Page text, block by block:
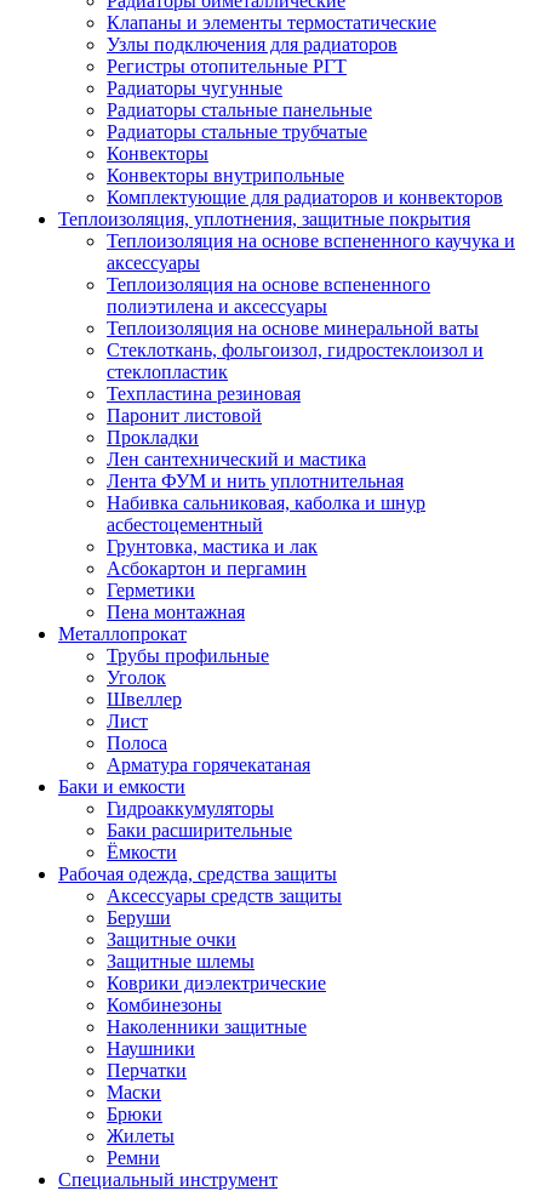
Клапаны и элементы термостатические
Узлы подключения для радиаторов
Регистры отопительные РГТ
Радиаторы чугунные
Радиаторы стальные панельные
Радиаторы стальные трубчатые
Конвекторы
Конвекторы внутрипольные
Комплектующие для радиаторов и конвекторов
Теплоизоляция, уплотнения, защитные покрытия
Теплоизоляция на основе вспененного каучука и
аксессуары
Теплоизоляция на основе вспененного
полиэтилена и аксессуары
Теплоизоляция на основе минеральной ваты
Стеклоткань, фольгоизол, гидростеклоизол и
стеклопластик
Техпластина резиновая
Паронит листовой
Прокладки
Лен сантехнический и мастика
Лента ФУМ и нить уплотнительная
Набивка сальниковая, каболка и шнур
асбестоцементный
Грунтовка, мастика и лак
Асбокартон и пергамин
Герметики
Пена монтажная
Металлопрокат
Трубы профильные
Уголок
Швеллер
Лист
Полоса
Арматура горячекатаная
Баки и емкости
Гидроаккумуляторы
Баки расширительные
Ёмкости
Рабочая одежда, средства защиты
Аксессуары средств защиты
Беруши
Защитные очки
Защитные шлемы
Коврики диэлектрические
Комбинезоны
Наколенники защитные
Наушники
Перчатки
Маски
Брюки
Жилеты
Ремни
Специальный инструмент